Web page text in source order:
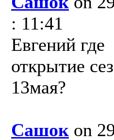
: 11:41
Евгений где
открытие
13мая?
Сашок on